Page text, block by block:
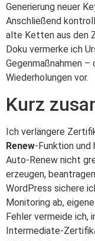
Generierung neuer
Anschließend
alte Ketten aus den
Doku vermerke ich
Gegenmaßnahmen
Wiederholungen vor.
Kurz
Ich verlängere
Renew-Funktion und
Auto-Renew nicht
erzeugen,
WordPress sichere
Monitoring ab,
Fehler vermeide ich,
Intermediate-